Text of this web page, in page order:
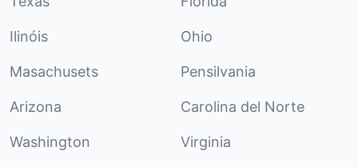
Ilinóis Ohio
Masachusets Pensilvania
Arizona Carolina del Norte
Washington Virginia